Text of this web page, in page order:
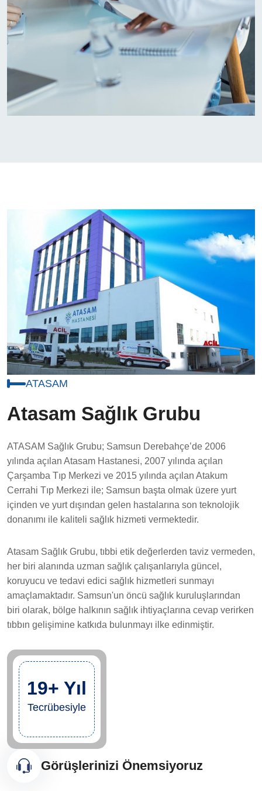
ATASAM
Atasam Sağlık Grubu
ATASAM Sağlık Grubu; Samsun Derebahçe’de 2006
yılında açılan Atasam Hastanesi, 2007 yılında açılan
Çarşamba Tıp Merkezi ve 2015 yılında açılan Atakum
Cerrahi Tıp Merkezi ile; Samsun başta olmak üzere yurt
içinden ve yurt dışından gelen hastalarına son teknolojik
donanımı ile kaliteli sağlık hizmeti vermektedir.
Atasam Sağlık Grubu, tıbbi etik değerlerden taviz vermeden,
her biri alanında uzman sağlık çalışanlarıyla güncel,
koruyucu ve tedavi edici sağlık hizmetleri sunmayı
amaçlamaktadır. Samsun'un öncü sağlık kuruluşlarından
biri olarak, bölge halkının sağlık ihtiyaçlarına cevap verirken
tıbbın gelişimine katkıda bulunmayı ilke edinmiştir.
19+ Yıl
Tecrübesiyle
Görüşlerinizi Önemsiyoruz